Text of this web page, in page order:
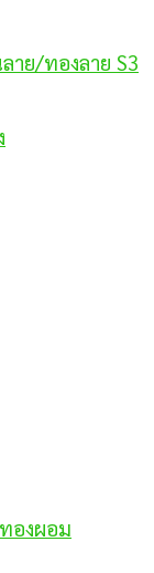
าย/ทองลาย S3